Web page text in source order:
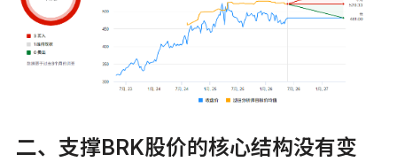
二、支撑BRK股价的核心结构没有变